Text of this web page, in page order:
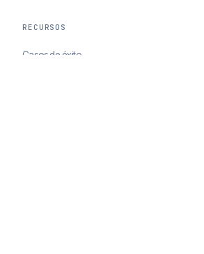
RECURSOS
Casos de éxito